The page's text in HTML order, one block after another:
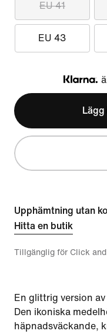
EU 41
EU 43
Upphämtning utan
Hitta en butik
Tillgänglig för Click
En glittrig version
Den ikoniska
häpnadsväckande,